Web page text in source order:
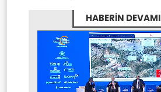
HABERİN DEVAMI